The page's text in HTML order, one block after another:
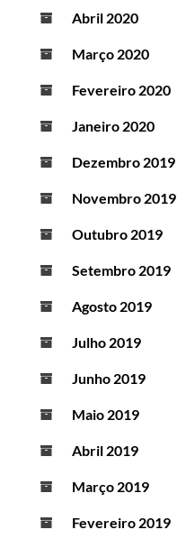
Abril 2020
Março 2020
Fevereiro 2020
Janeiro 2020
Dezembro 2019
Novembro 2019
Outubro 2019
Setembro 2019
Agosto 2019
Julho 2019
Junho 2019
Maio 2019
Abril 2019
Março 2019
Fevereiro 2019